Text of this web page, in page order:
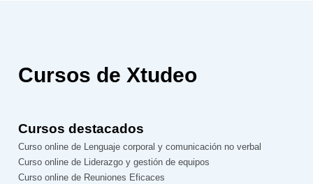
Cursos de Xtudeo
Cursos destacados
Curso online de Lenguaje corporal y comunicación no verbal
Curso online de Liderazgo y gestión de equipos
Curso online de Reuniones Eficaces